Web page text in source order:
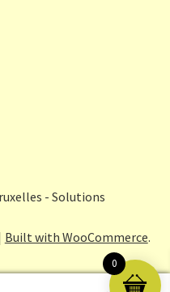
- Solutions
Built with WooCommerce.
0